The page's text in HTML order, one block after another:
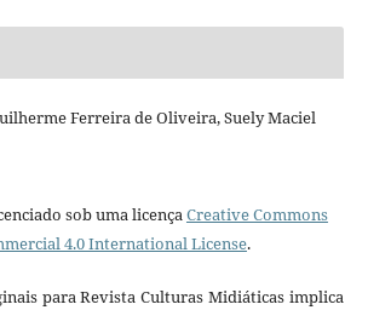
Ferreira de Oliveira, Suely Maciel
sob uma licençaCreative Commons
4.0 International License.
para Revista Culturas Midiáticas implica